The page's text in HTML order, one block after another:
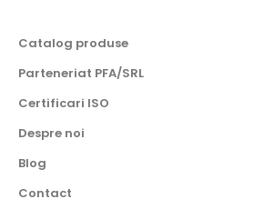
Catalog produse
Parteneriat PFA/SRL
Certificari ISO
Despre noi
Blog
Contact